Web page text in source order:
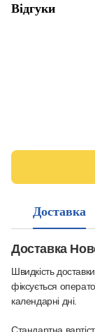
Відгуки
Доставка
Доставка
Швидкість
фіксується
календарні дні.
Стандартна